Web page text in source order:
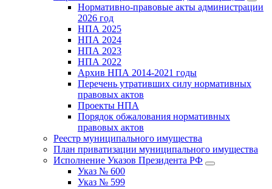
Нормативно-правовые акты администрации
2026 год
НПА 2025
НПА 2024
НПА 2023
НПА 2022
Архив НПА 2014-2021 годы
Перечень утративших силу нормативных
правовых актов
Проекты НПА
Порядок обжалования нормативных
правовых актов
Реестр муниципального имущества
План приватизации муниципального имущества
Исполнение Указов Президента РФ
Указ № 600
Указ № 599